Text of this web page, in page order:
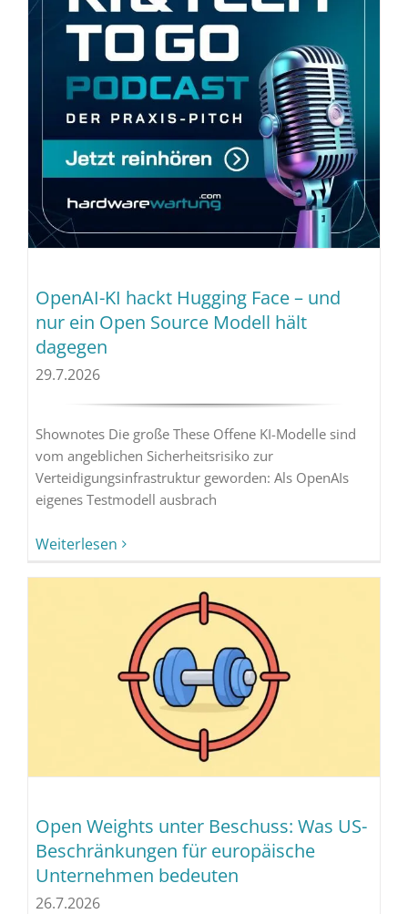
OpenAI-KI hackt Hugging Face – und
nur ein Open Source Modell hält
dagegen
29.7.2026
Shownotes Die große These Offene KI-Modelle sind
vom angeblichen Sicherheitsrisiko zur
Verteidigungsinfrastruktur geworden: Als OpenAIs
eigenes Testmodell ausbrach
Weiterlesen
Open Weights unter Beschuss: Was US-
Beschränkungen für europäische
Unternehmen bedeuten
26.7.2026